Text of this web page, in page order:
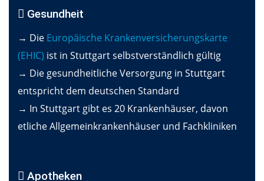
Gesundheit
→ Die Europäische Krankenversicherungskarte
(EHIC) ist in Stuttgart selbstverständlich gültig
→ Die gesundheitliche Versorgung in Stuttgart
entspricht dem deutschen Standard
→ In Stuttgart gibt es 20 Krankenhäuser, davon
etliche Allgemeinkrankenhäuser und Fachkliniken
Apotheken